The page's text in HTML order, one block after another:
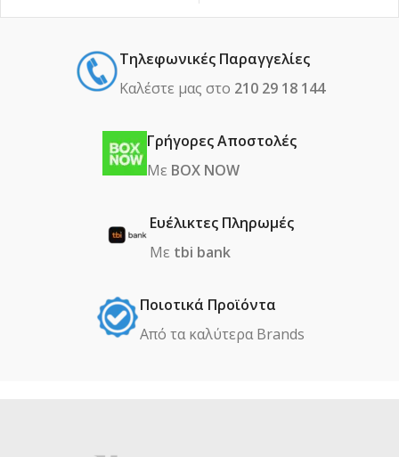
Τηλεφωνικές Παραγγελίες
Καλέστε μας στο 210 29 18 144
Γρήγορες Αποστολές
Με BOX NOW
Ευέλικτες Πληρωμές
Με tbi bank
Ποιοτικά Προϊόντα
Από τα καλύτερα Βrands